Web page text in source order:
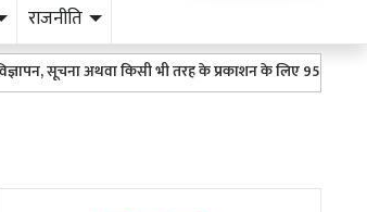
राजनीति
अथवा किसी भी तरह के प्रकाशन के लिए 9511151254 पर